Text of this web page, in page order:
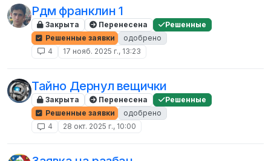
Рдм франклин 1
Закрыта Перенесена
Решенные
Решенные заявки
одобрено
4
17 нояб. 2025 г., 13:23
Тайно Дернул вещички
Закрыта Перенесена
Решенные
Решенные заявки
одобрено
4
28 окт. 2025 г., 10:00